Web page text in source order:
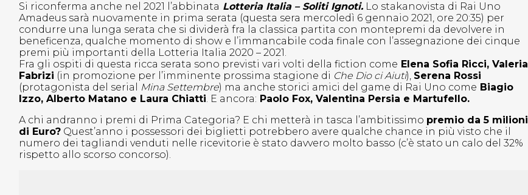
Si riconferma anche nel 2021 l’abbinata Lotteria Italia – Soliti Ignoti. Lo stakanovista di Rai Uno
Amadeus sarà nuovamente in prima serata (questa sera mercoledì 6 gennaio 2021, ore 20:35) per
condurre una lunga serata che si dividerà fra la classica partita con montepremi da devolvere in
beneficenza, qualche momento di show e l’immancabile coda finale con l’assegnazione dei cinque
premi più importanti della Lotteria Italia 2020 – 2021.
Fra gli ospiti di questa ricca serata sono previsti vari volti della fiction come Elena Sofia Ricci, Valeria
Fabrizi (in promozione per l’imminente prossima stagione di Che Dio ci Aiuti), Serena Rossi
(protagonista del serial
Mina Settembre) ma anche storici amici del game di Rai Uno come Biagio
Izzo, Alberto Matano e Laura Chiatti. E ancora: Paolo Fox, Valentina Persia e Martufello.
A chi andranno i premi di Prima Categoria? E chi metterà in tasca l’ambitissimo premio da 5 milioni
di Euro? Quest’anno i possessori dei biglietti potrebbero avere qualche chance in più visto che il
numero dei tagliandi venduti nelle ricevitorie è stato davvero molto basso (c’è stato un calo del 32%
rispetto allo scorso concorso).